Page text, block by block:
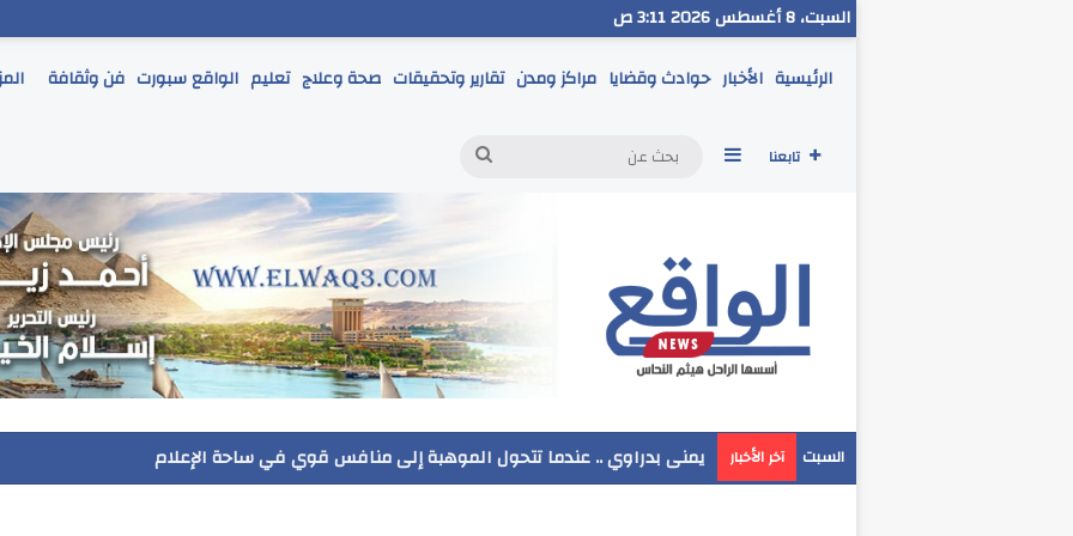
السبت، 8 أغسطس 2026 3:11 ص
الرئيسية الأخبار حوادث وقضايا مراكز ومدن تقارير وتحقيقات صحة وعلاج تعليم الواقع سبورت فن وثقافة
تابعنا إضافة عمود جانبي
بحث
السبت آخر الأخبار مدير تعليم البحر الاحمر يتابع انطلاق امتحانات الشهادة الإعدادية ويؤكد: الانضباط